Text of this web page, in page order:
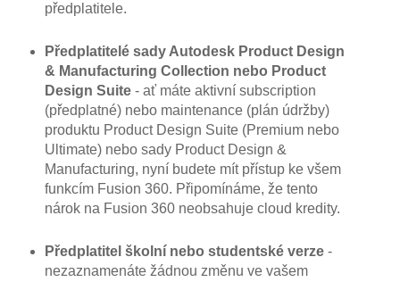
předplatitele.
Předplatitelé sady Autodesk Product Design
& Manufacturing Collection nebo Product
Design Suite- ať máte aktivní subscription
(předplatné) nebo maintenance (plán údržby)
produktu Product Design Suite (Premium nebo
Ultimate) nebo sady Product Design &
Manufacturing, nyní budete mít přístup ke všem
funkcím Fusion 360. Připomínáme, že tento
nárok na Fusion 360 neobsahuje cloud kredity.
Předplatitel školní nebo studentské verze-
nezaznamenáte žádnou změnu ve vašem